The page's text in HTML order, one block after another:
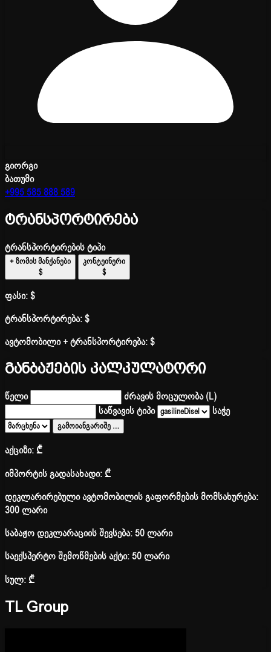
გიორგი
ბათუმი
+995 585 888 589
ტრანსპორტირება
ტრანსპორტირების ტიპი
+ ზომის მანქანები
$
კონტეინერი
$
ფასი:$
ტრანსპორტირება:$
ავტომობილი + ტრანსპორტირება:$
განბაჟების კალკულატორი
წელი
ძრავის მოცულობა (L)
საწვავის ტიპი
საჭე
გამოიანგარიშე …
აქციზი:₾
იმპორტის გადასახადი:₾
დეკლარირებული ავტომობილის გაფორმების მომსახურება:
300 ლარი
საბაჟო დეკლარაციის შევსება: 50 ლარი
საექსპერტო შემოწმების აქტი: 50 ლარი
სულ:₾
TL Group